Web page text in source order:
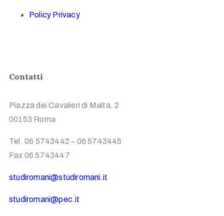
Policy Privacy
Contatti
Piazza dei Cavalieri di Malta, 2
00153 Roma
Tel. 06 5743442 – 06 5743445
Fax 06 5743447
studiromani@studiromani.it
studiromani@pec.it